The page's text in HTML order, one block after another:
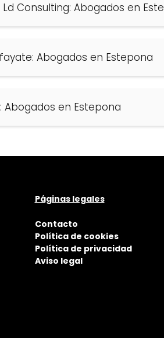
Consulting: Abogados en
Abogados en Estepona
Abogados en Estepona
Páginas legales
Contacto
Política de cookies
Política de privacidad
Aviso legal